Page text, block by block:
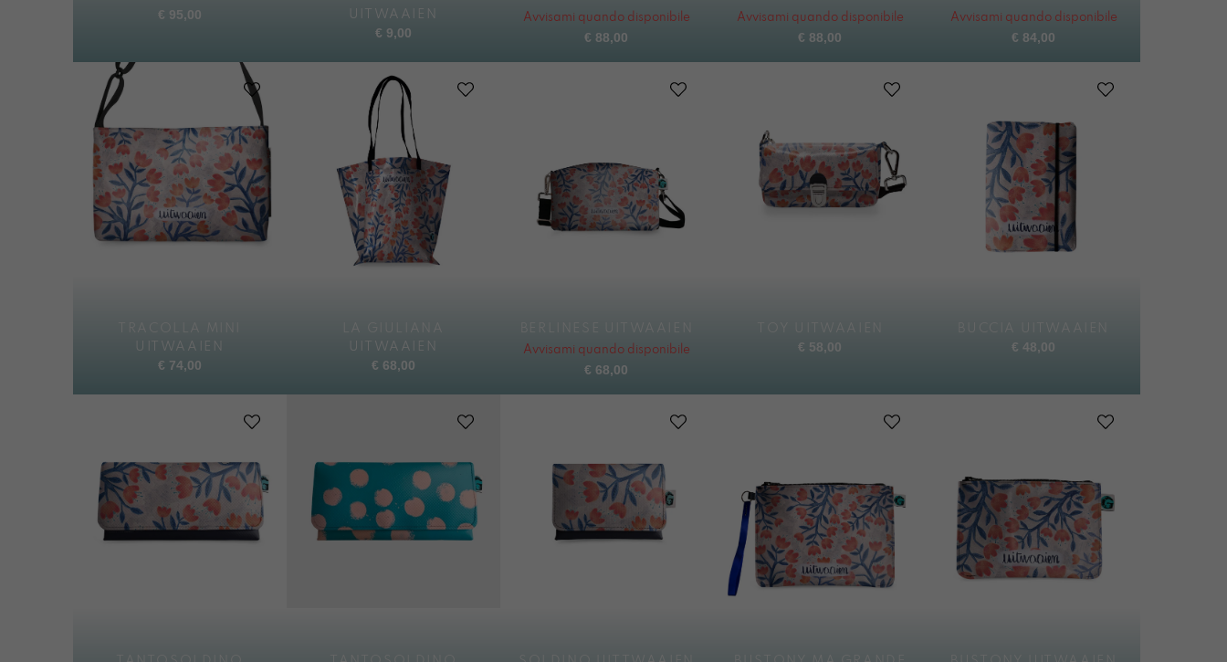
€ 95,00
UITWAAIEN
€ 9,00
Avvisami quando disponibile
€ 88,00
Avvisami quando disponibile
€ 88,00
Avvisami quando disponibile
€ 84,00
TRACOLLA MINI
UITWAAIEN
€ 74,00
LA GIULIANA
UITWAAIEN
€ 68,00
BERLINESE UITWAAIEN
Avvisami quando disponibile
€ 68,00
TOY UITWAAIEN
€ 58,00
BUCCIA UITWAAIEN
€ 48,00